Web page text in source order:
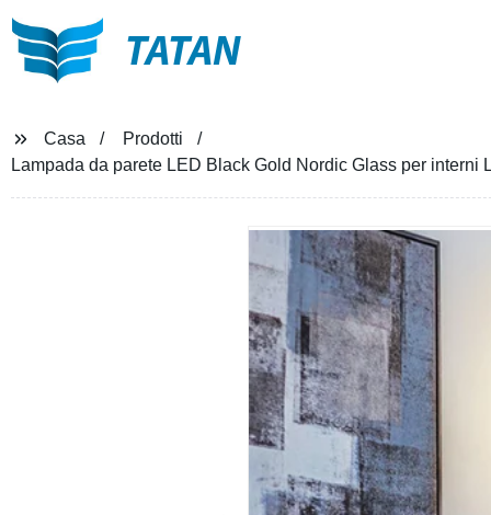
TATAN
Casa
Prodotti
Lampada da parete LED Black Gold Nordic Glass per